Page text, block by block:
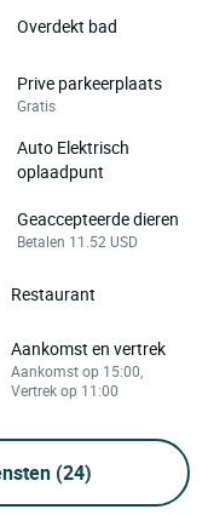
Overdekt bad
Prive parkeerplaats
Gratis
Auto Elektrisch
oplaadpunt
Geaccepteerde dieren
Betalen 11.52 USD
Restaurant
Aankomst en vertrek
Aankomst op 15:00,
Vertrek op 11:00
(24)